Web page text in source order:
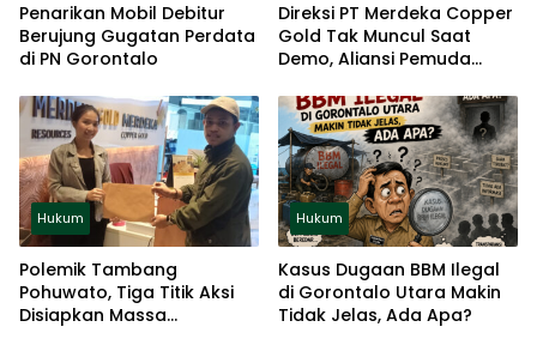
Penarikan Mobil Debitur
Berujung Gugatan Perdata
di PN Gorontalo
Direksi PT Merdeka Copper
Gold Tak Muncul Saat
Demo, Aliansi Pemuda
Aksi Jilid II di jakarta
Hukum
Polemik Tambang
Pohuwato, Tiga Titik Aksi
Disiapkan Massa
Hukum
Kasus Dugaan BBM Ilegal
di Gorontalo Utara Makin
Tidak Jelas, Ada Apa?